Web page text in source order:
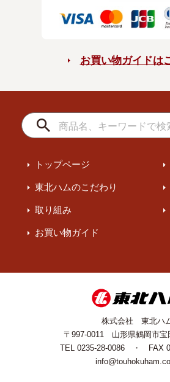
お買い物ガイドは
トップページ
東北ハムのこだわり
取り組み
お買い物ガイド
株式会社 東北ハ
〒997-0011 山形県鶴岡市宝
TEL 0235-28-0086 ・ FAX